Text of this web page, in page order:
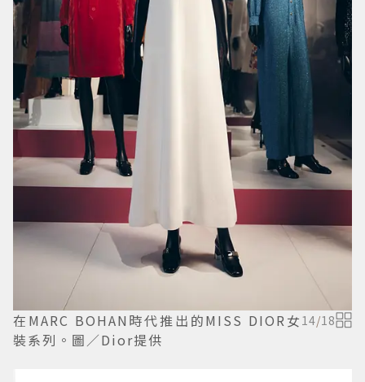
在MARC BOHAN時代推出的MISS DIOR女
裝系列。圖／Dior提供
14/18